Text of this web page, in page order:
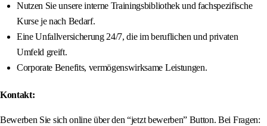
Nutzen Sie unsere interne Trainingsbibliothek und fachspezifische
Kurse je nach Bedarf.
Eine Unfallversicherung 24/7, die im beruflichen und privaten
Umfeld greift.
Corporate Benefits, vermögenswirksame Leistungen.
Kontakt:
Bewerben Sie sich online über den “jetzt bewerben” Button. Bei Fragen: